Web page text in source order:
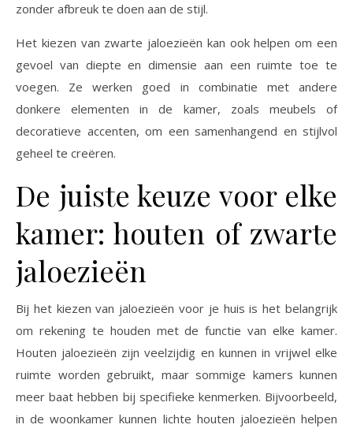
zonder afbreuk te doen aan de stijl.
Het kiezen van zwarte jaloezieën kan ook helpen om een
gevoel van diepte en dimensie aan een ruimte toe te
voegen. Ze werken goed in combinatie met andere
donkere elementen in de kamer, zoals meubels of
decoratieve accenten, om een samenhangend en stijlvol
geheel te creëren.
De juiste keuze voor elke
kamer: houten of zwarte
jaloezieën
Bij het kiezen van jaloezieën voor je huis is het belangrijk
om rekening te houden met de functie van elke kamer.
Houten jaloezieën zijn veelzijdig en kunnen in vrijwel elke
ruimte worden gebruikt, maar sommige kamers kunnen
meer baat hebben bij specifieke kenmerken. Bijvoorbeeld,
in de woonkamer kunnen lichte houten jaloezieën helpen